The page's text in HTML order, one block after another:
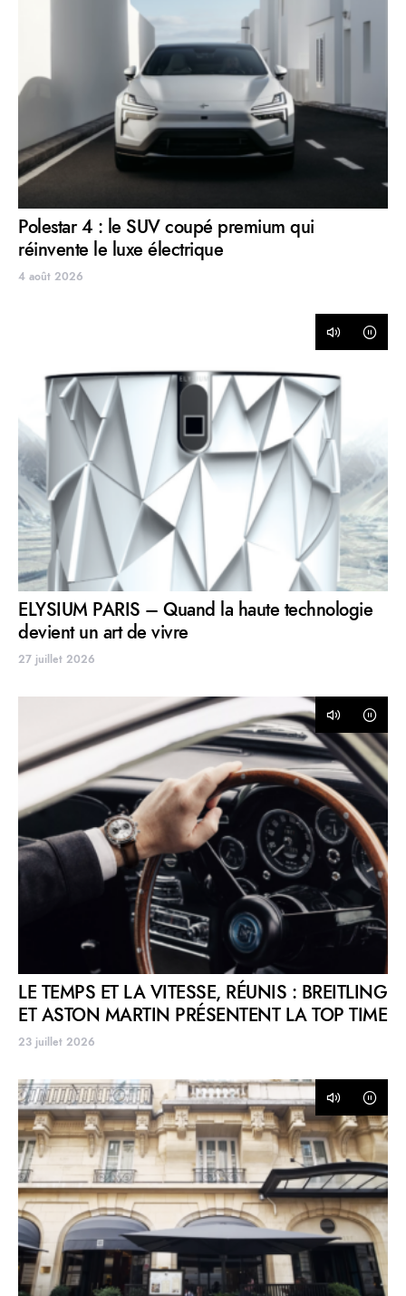
Polestar 4 : le SUV coupé premium qui
réinvente le luxe électrique
4 août 2026
ELYSIUM PARIS – Quand la haute technologie
devient un art de vivre
27 juillet 2026
LE TEMPS ET LA VITESSE, RÉUNIS : BREITLING
ET ASTON MARTIN PRÉSENTENT LA TOP TIME
23 juillet 2026